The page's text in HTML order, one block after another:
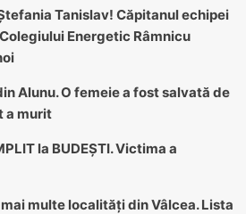
Tanislav! Căpitanul echipei
Energetic Râmnicu
Alunu. O femeie a fost salvată de
a murit
la BUDEȘTI. Victima a
multe localități din Vâlcea. Lista